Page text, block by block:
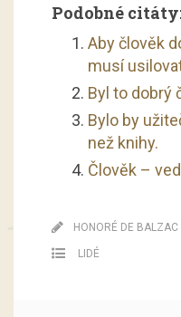
Podobné
Aby člověk
musí
Byl to dobrý
Bylo by
než knihy.
Člověk –
HONORÉ DE BALZAC
LIDÉ